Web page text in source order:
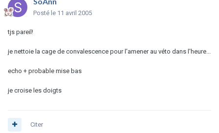
Posté le 11 avril 2005
tjs pareil!
je nettoie la cage de convalescence pour l'amener au véto dans l'heure...
echo + probable mise bas
je croise les doigts
Citer